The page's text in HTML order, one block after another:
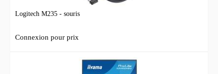
Logitech M235 - souris
Connexion pour prix